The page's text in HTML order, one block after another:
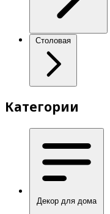
Столовая
Категории
Декор для дома